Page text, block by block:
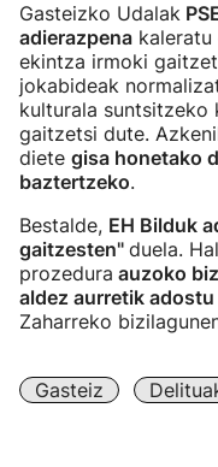
Gasteizko Udalak
adierazpena kaleratu
ekintza irmoki
jokabideak
kulturala
gaitzetsi dute.
diete gisa honetako
baztertzeko.
Bestalde, EH Bilduk
gaitzesten" duela.
prozedura auzoko
aldez aurretik adostu
Zaharreko
Gasteiz